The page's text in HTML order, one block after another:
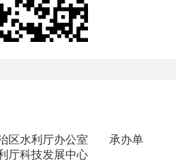
区水利厅办公室
承办单
厅科技发展中心